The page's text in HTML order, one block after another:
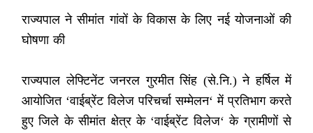
राज्यपाल ने सीमांत गांवों के विकास के लिए नई योजनाओं की
घोषणा की
राज्यपाल लेफ्टिनेंट जनरल गुरमीत सिंह (से.नि.) ने हर्षिल में
आयोजित ‘वाईब्रेंट विलेज परिचर्चा सम्मेलन‘ में प्रतिभाग करते
हुए जिले के सीमांत क्षेत्र के ‘वाईब्रेंट विलेज‘ के ग्रामीणों से